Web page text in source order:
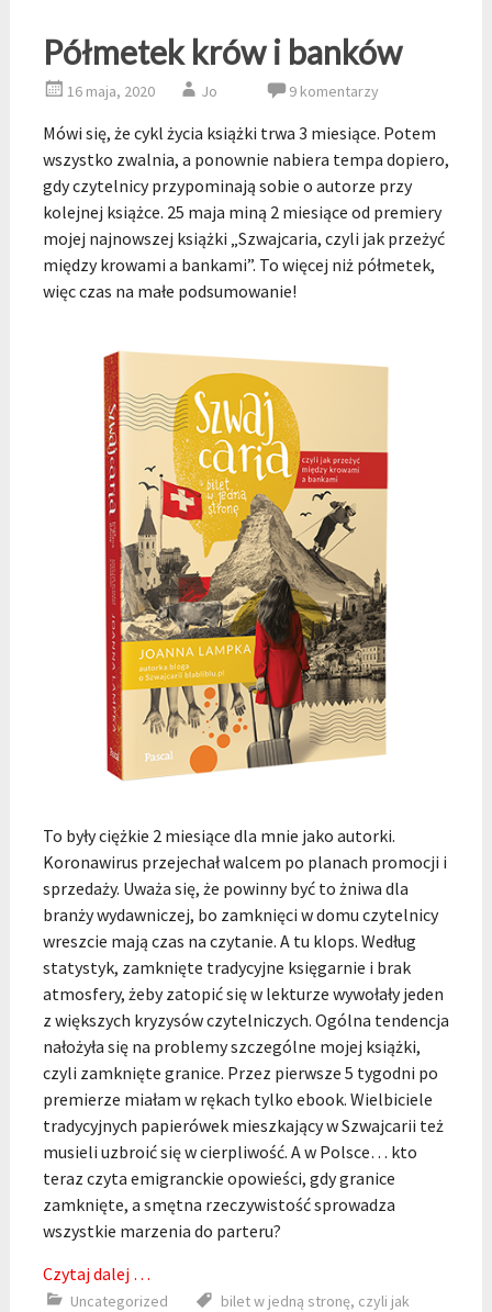
Półmetek krów i banków
16 maja, 2020 Jo 9 komentarzy
Mówi się, że cykl życia książki trwa 3 miesiące. Potem
wszystko zwalnia, a ponownie nabiera tempa dopiero,
gdy czytelnicy przypominają sobie o autorze przy
kolejnej książce. 25 maja miną 2 miesiące od premiery
mojej najnowszej książki „Szwajcaria, czyli jak przeżyć
między krowami a bankami”. To więcej niż półmetek,
więc czas na małe podsumowanie!
To były ciężkie 2 miesiące dla mnie jako autorki.
Koronawirus przejechał walcem po planach promocji i
sprzedaży. Uważa się, że powinny być to żniwa dla
branży wydawniczej, bo zamknięci w domu czytelnicy
wreszcie mają czas na czytanie. A tu klops. Według
statystyk, zamknięte tradycyjne księgarnie i brak
atmosfery, żeby zatopić się w lekturze wywołały jeden
z większych kryzysów czytelniczych. Ogólna tendencja
nałożyła się na problemy szczególne mojej książki,
czyli zamknięte granice. Przez pierwsze 5 tygodni po
premierze miałam w rękach tylko ebook. Wielbiciele
tradycyjnych papierówek mieszkający w Szwajcarii też
musieli uzbroić się w cierpliwość. A w Polsce… kto
teraz czyta emigranckie opowieści, gdy granice
zamknięte, a smętna rzeczywistość sprowadza
wszystkie marzenia do parteru?
Czytaj dalej …
Uncategorized bilet w jedną stronę, czyli jak